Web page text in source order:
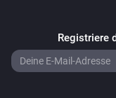
Registriere